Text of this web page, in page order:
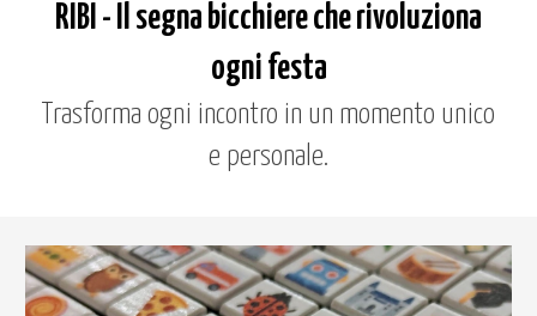
RIBI - Il segna bicchiere che rivoluziona
ogni festa
Trasforma ogni incontro in un momento unico
e personale.